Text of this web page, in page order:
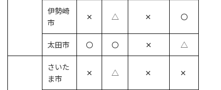
伊勢崎
市
✕ △ ✕ 〇
太田市 〇 〇 ✕ △
さいた
ま市
✕ △ ✕ ✕